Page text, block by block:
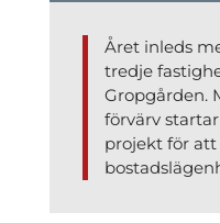
Året inleds
tredje
Gropgården.
förvärv
projekt för att